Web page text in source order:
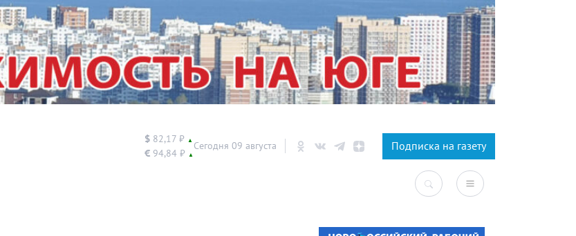
$ 82,17 ₽ ▲
€ 94,84 ₽ ▲
Сегодня 09 августа Подписка на газету